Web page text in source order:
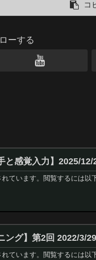
コ
ーする
と感覚入力】2025/12/
ています。閲覧するには以
ング】第2回 2022/3/29
ています。閲覧するには以